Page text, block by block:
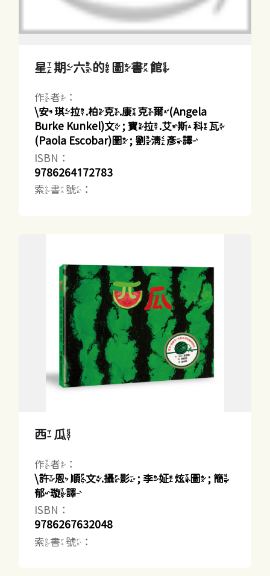
星期六的圖書館
作者：
\安琪拉.柏克.康克爾(Angela
Burke Kunkel)文 ; 寶拉.艾斯科瓦
(Paola Escobar)圖 ; 劉清彥譯
ISBN：
9786264172783
索書號：
西瓜
作者：
\許恩順文.攝影 ; 李姃炫圖 ; 簡
郁璇譯
ISBN：
9786267632048
索書號：